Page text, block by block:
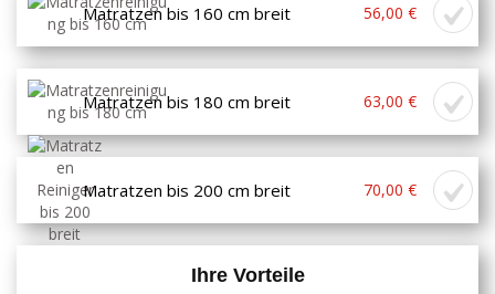
Matratzen bis 160 cm breit 56,00 €
Matratzen bis 180 cm breit 63,00 €
Matratzen bis 200 cm breit 70,00 €
Ihre Vorteile